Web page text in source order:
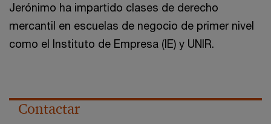
Jerónimo ha impartido clases de derecho
mercantil en escuelas de negocio de primer nivel
como el Instituto de Empresa (IE) y UNIR.
Contactar